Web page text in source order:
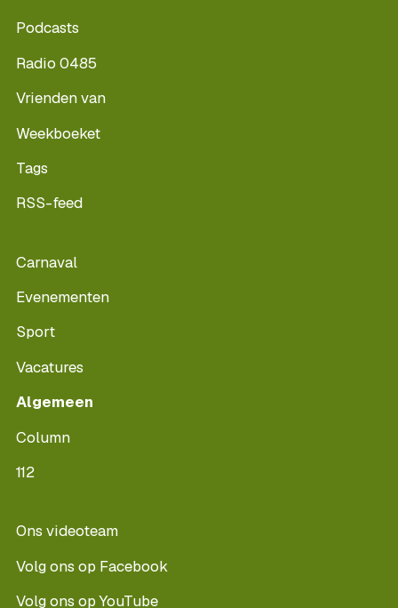
Podcasts
Radio 0485
Vrienden van
Weekboeket
Tags
RSS-feed
Carnaval
Evenementen
Sport
Vacatures
Algemeen
Column
112
Ons videoteam
Volg ons op Facebook
Volg ons op YouTube